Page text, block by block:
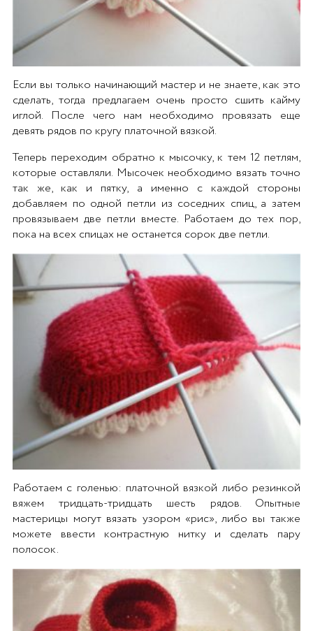
Если вы только начинающий мастер и не знаете, как это
сделать, тогда предлагаем очень просто сшить кайму
иглой. После чего нам необходимо провязать еще
девять рядов по кругу платочной вязкой.
Теперь переходим обратно к мысочку, к тем 12 петлям,
которые оставляли. Мысочек необходимо вязать точно
так же, как и пятку, а именно с каждой стороны
добавляем по одной петли из соседних спиц, а затем
провязываем две петли вместе. Работаем до тех пор,
пока на всех спицах не останется сорок две петли.
Работаем с голенью: платочной вязкой либо резинкой
вяжем тридцать-тридцать шесть рядов. Опытные
мастерицы могут вязать узором «рис», либо вы также
можете ввести контрастную нитку и сделать пару
полосок.